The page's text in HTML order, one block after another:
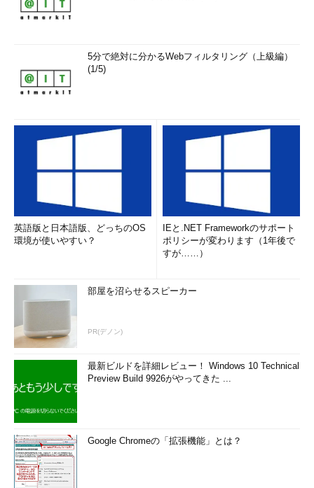
5分で絶対に分かるWebフィルタリング（上級編）
(1/5)
英語版と日本語版、どっちのOS
環境が使いやすい？
IEと.NET Frameworkのサポート
ポリシーが変わります（1年後で
すが……）
部屋を沼らせるスピーカー
PR(デノン)
最新ビルドを詳細レビュー！ Windows 10 Technical
Preview Build 9926がやってきた ...
Google Chromeの「拡張機能」とは？